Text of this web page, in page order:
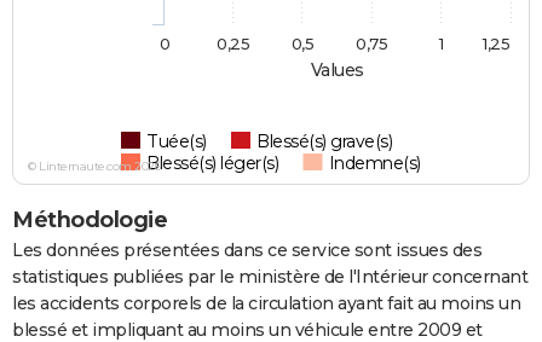
Values
Tuée(s)
Blessé(s) grave(s)
Blessé(s) léger(s)
Indemne(s)
0 1
0,25 0,5 0,75 1,25
© Linternaute.com 2026
Méthodologie
Les données présentées dans ce service sont issues des
statistiques publiées par le ministère de l'Intérieur concernant
les accidents corporels de la circulation ayant fait au moins un
blessé et impliquant au moins un véhicule entre 2009 et